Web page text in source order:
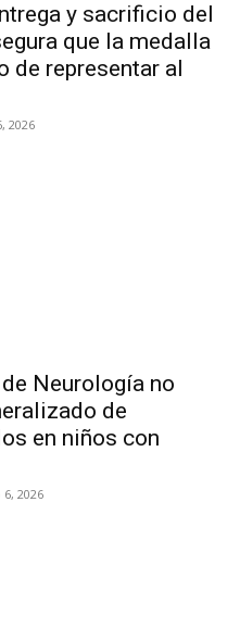
y sacrificio del
que la medalla
de representar al
2026
Neurología no
de
en niños con
2026